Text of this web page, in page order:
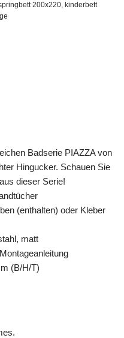
200x220, kinderbett
Badserie PIAZZA von
Hingucker. Schauen Sie
dieser Serie!
(enthalten) oder Kleber
matt
(B/H/T)